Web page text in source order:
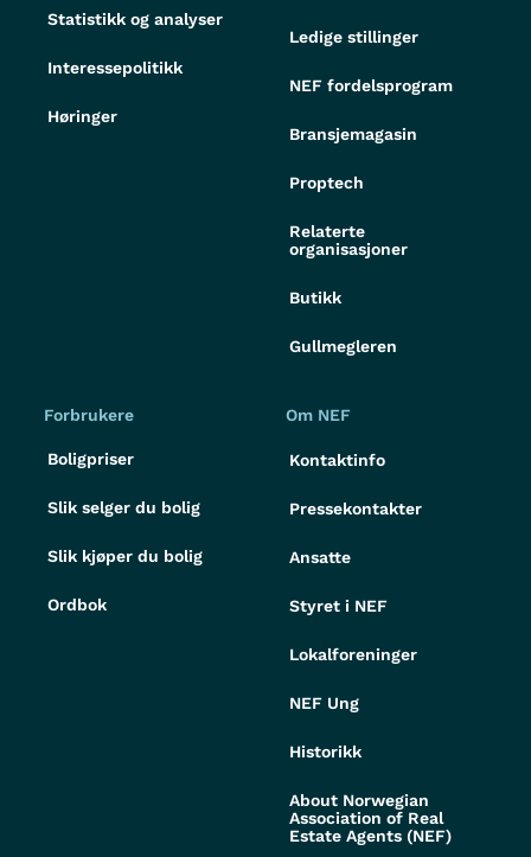
Statistikk og analyser
Interessepolitikk
Høringer
Ledige stillinger
NEF fordelsprogram
Bransjemagasin
Proptech
Relaterte
organisasjoner
Butikk
Gullmegleren
Forbrukere
Boligpriser
Slik selger du bolig
Slik kjøper du bolig
Ordbok
Om NEF
Kontaktinfo
Pressekontakter
Ansatte
Styret i NEF
Lokalforeninger
NEF Ung
Historikk
About Norwegian
Association of Real
Estate Agents (NEF)